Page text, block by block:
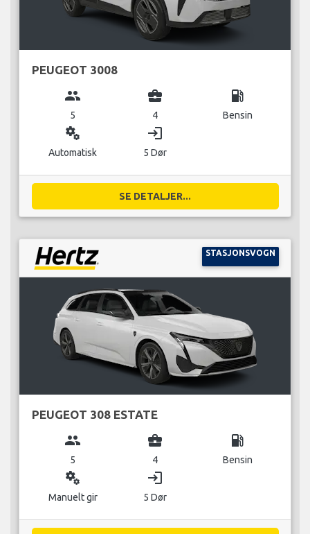
PEUGEOT 3008
group
5
business_center
4
local_gas_station
Bensin
miscellaneous_services
Automatisk
login
5 Dør
SE DETALJER...
STASJONSVOGN
PEUGEOT 308 ESTATE
group
5
business_center
4
local_gas_station
Bensin
miscellaneous_services
Manuelt gir
login
5 Dør